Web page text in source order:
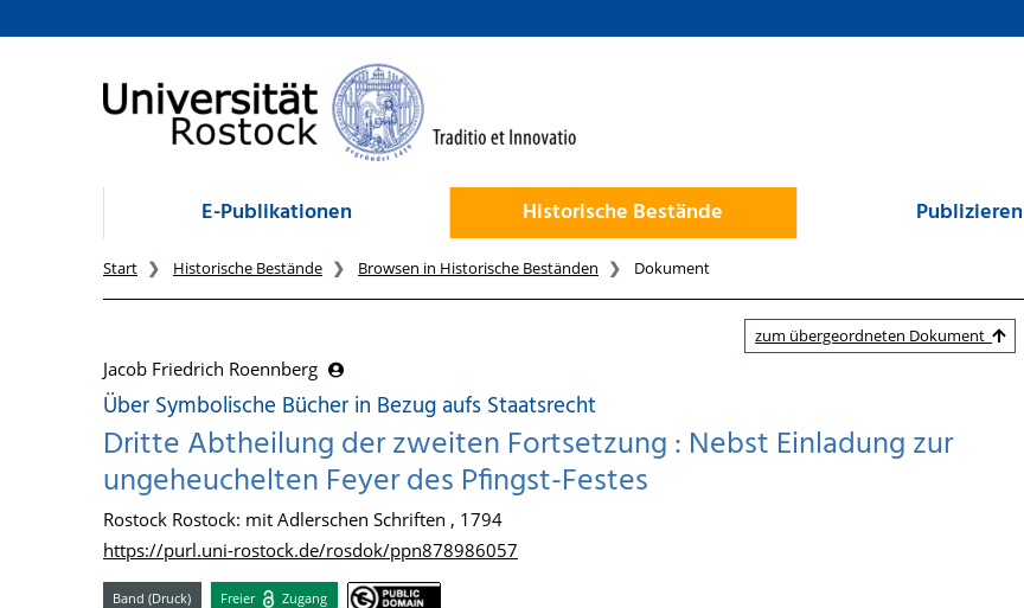
zum Inhalt
E-Publikationen Historische Bestände Publizieren
Start Historische Bestände Browsen in Historische Beständen Dokument
zum übergeordneten Dokument
Jacob Friedrich Roennberg
Über Symbolische Bücher in Bezug aufs Staatsrecht
Dritte Abtheilung der zweiten Fortsetzung : Nebst Einladung zur
ungeheuchelten Feyer des Pfingst-Festes
Rostock Rostock: mit Adlerschen Schriften , 1794
https://purl.uni-rostock.de/rosdok/ppn878986057
Band (Druck) Freier Zugang